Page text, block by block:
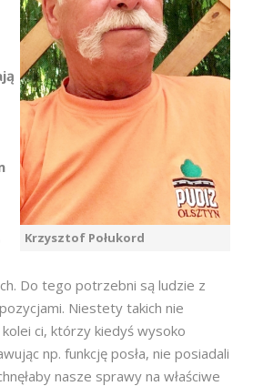
Krzysztof Połukord
Do tego potrzebni są ludzie z
Niestety takich nie
ci, którzy kiedyś wysoko
np. funkcję posła, nie posiadali
nasze sprawy na właściwe